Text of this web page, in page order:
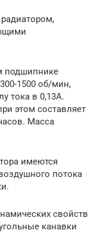
подшипнике
1500 об/мин,
тока в 0,13А.
этом составляет
Масса
имеются
потока
свойств
канавки